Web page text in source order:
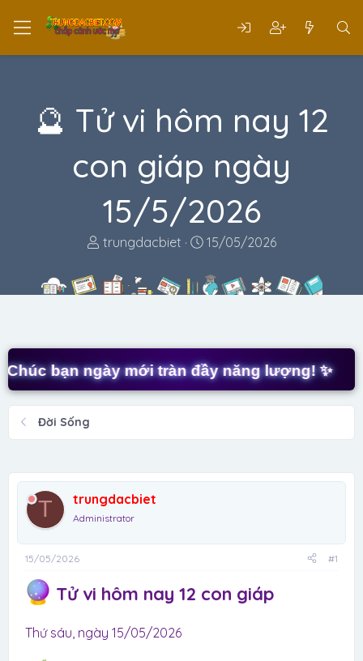
🔮 Tử vi hôm nay 12
con giáp ngày
15/5/2026
T
r
e
s
t
a
r
trungdacbiet
N
à
y
i
15/05/2026
bạn ngày mới tràn đầy năng lượng! ✨ ✨
Đời Sống
T trungdacbiet
Administrator
15/05/2026 #1
Tử vi hôm nay 12 con giáp
Thứ sáu, ngày 15/05/2026